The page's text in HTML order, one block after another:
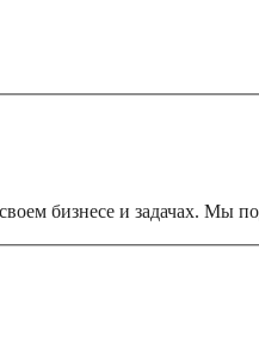
бизнесе и задачах. Мы